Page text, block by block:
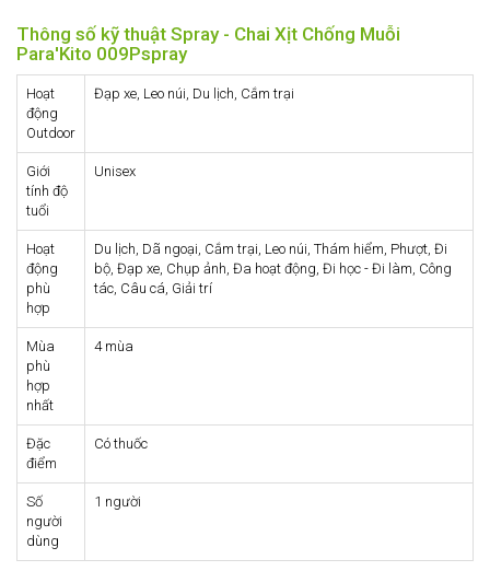
Thông số kỹ thuật Spray - Chai Xịt Chống Muỗi
Para'Kito 009Pspray
Hoạt
động
Outdoor
Đạp xe, Leo núi, Du lịch, Cắm trại
Giới
tính độ
tuổi
Unisex
Hoạt
động
phù
hợp
Du lịch, Dã ngoại, Cắm trại, Leo núi, Thám hiểm, Phượt, Đi
bộ, Đạp xe, Chụp ảnh, Đa hoạt động, Đi học - Đi làm, Công
tác, Câu cá, Giải trí
Mùa
phù
hợp
nhất
4 mùa
Đặc
điểm
Có thuốc
Số
người
dùng
1 người